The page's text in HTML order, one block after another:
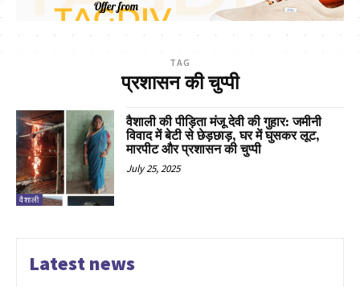
TAG
प्रशासन की चुप्पी
वैशाली
वैशाली की पीड़िता मंजू देवी की गुहार: जमीनी
विवाद में बेटी से छेड़छाड़, घर में घुसकर लूट,
मारपीट और प्रशासन की चुप्पी
July 25, 2025
Latest news